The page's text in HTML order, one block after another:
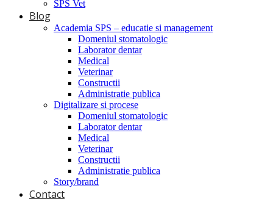
SPS Vet
Blog
Academia SPS – educatie si management
Domeniul stomatologic
Laborator dentar
Medical
Veterinar
Constructii
Administratie publica
Digitalizare si procese
Domeniul stomatologic
Laborator dentar
Medical
Veterinar
Constructii
Administratie publica
Story/brand
Contact